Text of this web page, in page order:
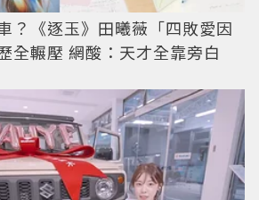
？《逐玉》田曦薇「四敗愛因
全輾壓 網酸：天才全靠旁白